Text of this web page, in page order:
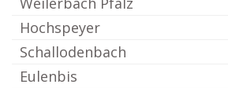
Hochspeyer
Schallodenbach
Eulenbis